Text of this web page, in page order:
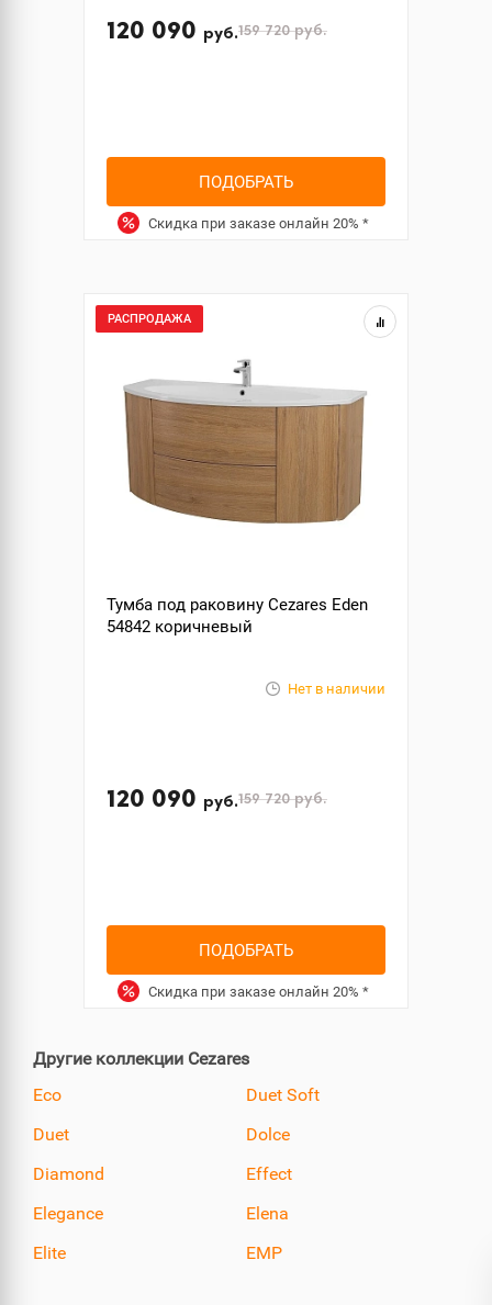
120 090 руб.159 720руб.
ПОДОБРАТЬ
Скидка при заказе онлайн 20% *
РАСПРОДАЖА
Тумба под раковину Cezares Eden
54842 коричневый
Нет в наличии
120 090 руб.159 720руб.
ПОДОБРАТЬ
Скидка при заказе онлайн 20% *
Другие коллекции Cezares
Eco
Duet Soft
Duet
Dolce
Diamond
Effect
Elegance
Elena
Elite
EMP